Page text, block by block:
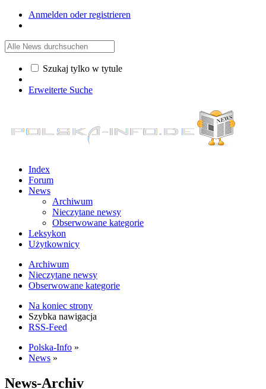
Anmelden oder registrieren
Szukaj tylko w tytule
Erweiterte Suche
Index
Forum
News
Archiwum
Nieczytane newsy
Obserwowane kategorie
Leksykon
Użytkownicy
Archiwum
Nieczytane newsy
Obserwowane kategorie
Na koniec strony
Szybka nawigacja
RSS-Feed
Polska-Info »
News »
News-Archiv